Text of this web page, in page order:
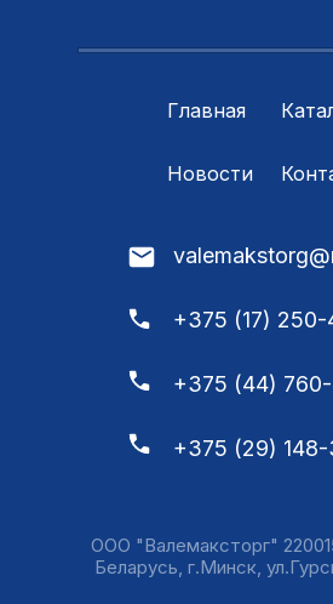
Главная
Новости
ООО "Валемаксторг"
Беларусь, г.Минск,
+375 (17)
+375 (44)
+375 (29)